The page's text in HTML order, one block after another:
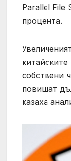
Parallel File
процента.
собствени
повишат
казаха